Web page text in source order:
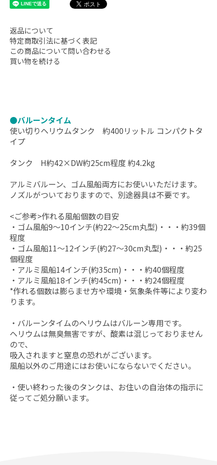
返品について
特定商取引法に基づく表記
この商品について問い合わせる
買い物を続ける
●バルーンタイム
使い切りヘリウムタンク 約400リットル コンパクトタ
イプ
タンク H約42×DW約25cm程度 約4.2kg
アルミバルーン、ゴム風船両方にお使いいただけます。
ノズルがついておりますので、別途器具は不要です。
<ご参考>作れる風船個数の目安
・ゴム風船9～10インチ(約22～25cm丸型)・・・約39個
程度
・ゴム風船11～12インチ(約27～30cm丸型)・・・約25
個程度
・アルミ風船14インチ(約35cm)・・・約40個程度
・アルミ風船18インチ(約45cm)・・・約24個程度
*作れる個数は膨らませ方や環境・気象条件等により変わ
ります。
・バルーンタイムのヘリウムはバルーン専用です。
ヘリウムは無臭無害ですが、酸素は混じっておりません
ので、
吸入されますと窒息の恐れがございます。
風船以外のご用途にはお使いにならないでください。
・使い終わった後のタンクは、お住いの自治体の指示に
従ってご処分願います。